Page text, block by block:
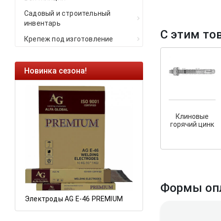
Садовый и строительный
инвентарь
Крепеж под изготовление
Новинка сезона!
Электроды AG E-46 PREMIUM
Ликвидация
Ликвидация
остатков по ценам
С этим
Клиновые
горячий цинк
Формы